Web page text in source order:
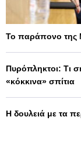
Το παράπονο της
Πυρόπληκτοι: Τι
«κόκκινα» σπίτια
Η δουλειά με τα